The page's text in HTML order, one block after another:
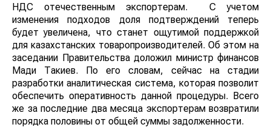
НДС отечественным экспортерам. С учетом
изменения подходов доля подтверждений теперь
будет увеличена, что станет ощутимой поддержкой
для казахстанских товаропроизводителей. Об этом на
заседании Правительства доложил министр финансов
Мади Такиев. По его словам, сейчас на стадии
разработки аналитическая система, которая позволит
обеспечить оперативность данной процедуры. Всего
же за последние два месяца экспортерам возвратили
порядка половины от общей суммы задолженности.